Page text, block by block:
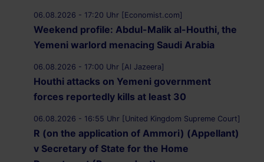
06.08.2026 - 17:20 Uhr [Economist.com]
Weekend profile: Abdul-Malik al-Houthi, the
Yemeni warlord menacing Saudi Arabia
06.08.2026 - 17:00 Uhr [Al Jazeera]
Houthi attacks on Yemeni government
forces reportedly kills at least 30
06.08.2026 - 16:55 Uhr [United Kingdom Supreme Court]
R (on the application of Ammori) (Appellant)
v Secretary of State for the Home